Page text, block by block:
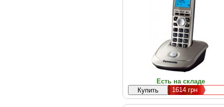
Есть на складе
1614 грн